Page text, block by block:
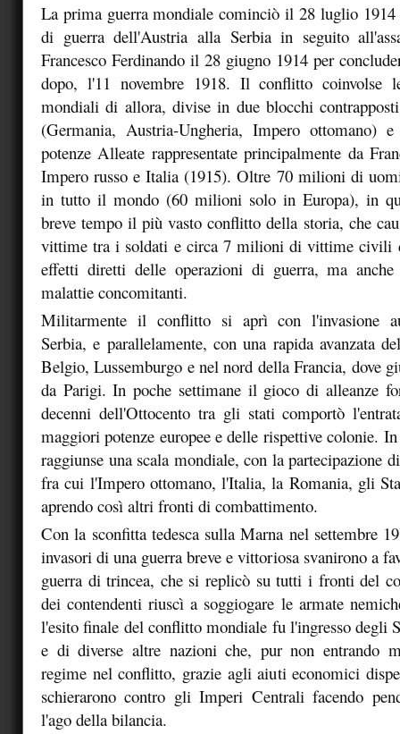
La prima guerra mondiale cominciò il 28 luglio 1914
di guerra dell'Austria alla Serbia in seguito
Francesco Ferdinando il 28 giugno 1914 per
dopo, l'11 novembre 1918. Il conflitto coinvolse
mondiali di allora, divise in due blocchi
(Germania, Austria-Ungheria, Impero ottomano)
potenze Alleate rappresentate principalmente da
Impero russo e Italia (1915). Oltre 70 milioni di
in tutto il mondo (60 milioni solo in Europa), in
breve tempo il più vasto conflitto della storia, che
vittime tra i soldati e circa 7 milioni di vittime civili
effetti diretti delle operazioni di guerra, ma
malattie concomitanti.
Militarmente il conflitto si aprì con l'invasione
Serbia, e parallelamente, con una rapida avanzata
Belgio, Lussemburgo e nel nord della Francia, dove
da Parigi. In poche settimane il gioco di alleanze
decenni dell'Ottocento tra gli stati comportò
maggiori potenze europee e delle rispettive colonie.
raggiunse una scala mondiale, con la partecipazione
fra cui l'Impero ottomano, l'Italia, la Romania, gli
aprendo così altri fronti di combattimento.
Con la sconfitta tedesca sulla Marna nel settembre
invasori di una guerra breve e vittoriosa svanirono a
guerra di trincea, che si replicò su tutti i fronti del
dei contendenti riuscì a soggiogare le armate
l'esito finale del conflitto mondiale fu l'ingresso degli
e di diverse altre nazioni che, pur non entrando
regime nel conflitto, grazie agli aiuti economici
schierarono contro gli Imperi Centrali facendo
l'ago della bilancia.